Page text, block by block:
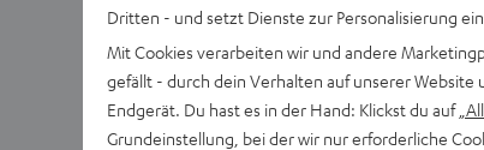
Dritten - und setzt Dienste zur Personalisierung ein.
Mit Cookies verarbeiten wir und andere
gefällt - durch dein Verhalten auf unserer
Endgerät. Du hast es in der Hand: Klickst du auf
Grundeinstellung, bei der wir nur erforderliche